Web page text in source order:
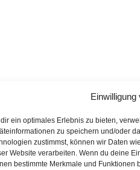
Einwilligung
dir ein optimales Erlebnis zu bieten,
zu speichern und/oder
zustimmst, können wir Daten
Website verarbeiten. Wenn du deine
bestimmte Merkmale und Funktionen